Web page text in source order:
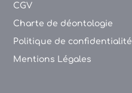
CGV
Charte de déontologie
Politique de confidentialité
Mentions Légales